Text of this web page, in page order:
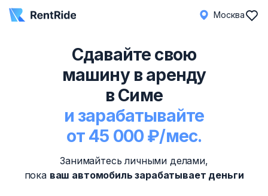
Москва
Сдавайте свою
машину в аренду
в Симе
и зарабатывайте
от 45 000 ₽/мес.
Занимайтесь личными делами,
пока ваш автомобиль зарабатывает деньги